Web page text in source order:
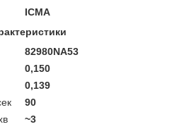
ICMA
82980NA53
0,150
0,139
90
~3